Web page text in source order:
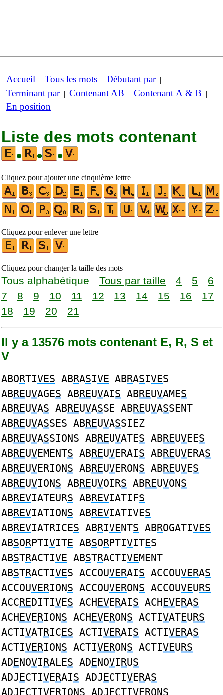
Accueil | Tous les mots | Débutant par|
Terminant par| Contenant AB | Contenant A & B |
En position
Liste des mots contenant
•
• •
Cliquez pour ajouter une cinquième lettre
Cliquez pour enlever une lettre
Cliquez pour changer la taille des mots
Tous alphabétique Tous par taille 4 5
6
7
8 9 10 11 12 13 14 15 16
17
18
19 20 21
Il y a 13576 mots contenant E, R, S et
V
ABORTIVES ABRASIVE ABRASIVES
ABREUVAGES ABREUVAIS ABREUVAMES
ABREUVAS ABREUVASSE ABREUVASSENT
ABREUVASSES ABREUVASSIEZ
ABREUVASSIONS ABREUVATES ABREUVEES
ABREUVEMENTS ABREUVERAIS ABREUVERAS
ABREUVERIONS ABREUVERONS ABREUVES
ABREUVIONS ABREUVOIRS ABREUVONS
ABREVIATEURS ABREVIATIFS
ABREVIATIONS ABREVIATIVES
ABREVIATRICES ABRIVENTS ABROGATIVES
ABSORPTIVITE ABSORPTIVITES
ABSTRACTIVE ABSTRACTIVEMENT
ABSTRACTIVES ACCOUVERAIS ACCOUVERAS
ACCOUVERIONS ACCOUVERONS ACCOUVEURS
ACCREDITIVES ACHEVERAIS ACHEVERAS
ACHEVERIONS ACHEVERONS ACTIVATEURS
ACTIVATRICES ACTIVERAIS ACTIVERAS
ACTIVERIONS ACTIVERONS ACTIVEURS
ADENOVIRALES ADENOVIRUS
ADJECTIVERAIS ADJECTIVERAS
ADJECTIVERIONS ADJECTIVERONS